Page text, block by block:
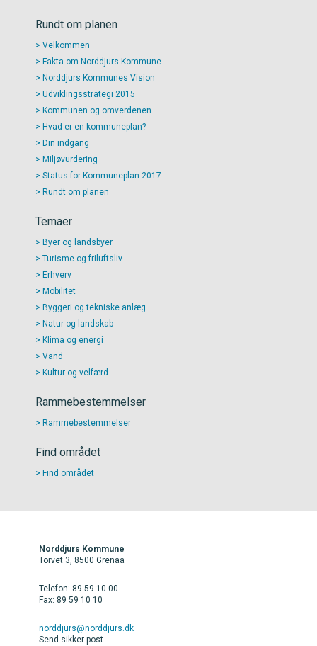
Rundt om planen
Velkommen
Fakta om Norddjurs Kommune
Norddjurs Kommunes Vision
Udviklingsstrategi 2015
Kommunen og omverdenen
Hvad er en kommuneplan?
Din indgang
Miljøvurdering
Status for Kommuneplan 2017
Rundt om planen
Temaer
Byer og landsbyer
Turisme og friluftsliv
Erhverv
Mobilitet
Byggeri og tekniske anlæg
Natur og landskab
Klima og energi
Vand
Kultur og velfærd
Rammebestemmelser
Rammebestemmelser
Find området
Find området
Norddjurs Kommune
Torvet 3, 8500 Grenaa
Telefon: 89 59 10 00
Fax: 89 59 10 10
norddjurs@norddjurs.dk
Send sikker post